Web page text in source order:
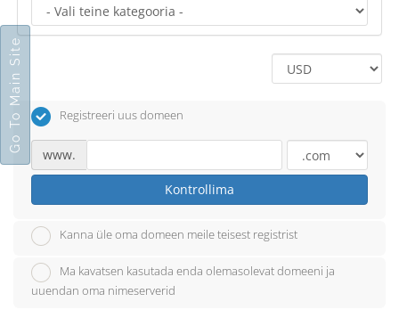
Registreeri uus domeen
www.
Kontrollima
Kanna üle oma domeen meile teisest registrist
Ma kavatsen kasutada enda olemasolevat domeeni ja
uuendan oma nimeserverid
Go To Main Site